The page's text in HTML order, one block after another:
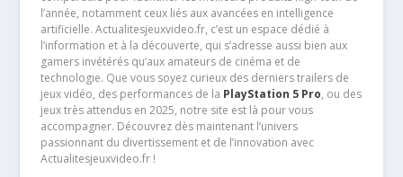
l’année, notamment ceux liés aux avancées en intelligence
artificielle. Actualitesjeuxvideo.fr, c’est un espace dédié à
l’information et à la découverte, qui s’adresse aussi bien aux
gamers invétérés qu’aux amateurs de cinéma et de
technologie. Que vous soyez curieux des derniers trailers de
jeux vidéo, des performances de la PlayStation 5 Pro, ou des
jeux très attendus en 2025, notre site est là pour vous
accompagner. Découvrez dès maintenant l’univers
passionnant du divertissement et de l’innovation avec
Actualitesjeuxvideo.fr !